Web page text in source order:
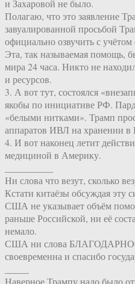
и Захаровой не было.
Полагаю, что это заявление
завуалированной просьбой
официально озвучить с
Эта, так называемая помощь,
мира 24 часа. Никто не
и ресурсов.
3. А вот тут, состоялся
якобы по инициативе РФ.
«белыми нитками». Трамп
аппаратов ИВЛ на хранении в
4. И вот наконец летит
медициной в Америку.
Ни слова что везут, сколько
Кстати китаёзы обсуждая эту
США не указывает объём
раньше Российской, ни её
немало.
США ни слова
своевременна и спасибо